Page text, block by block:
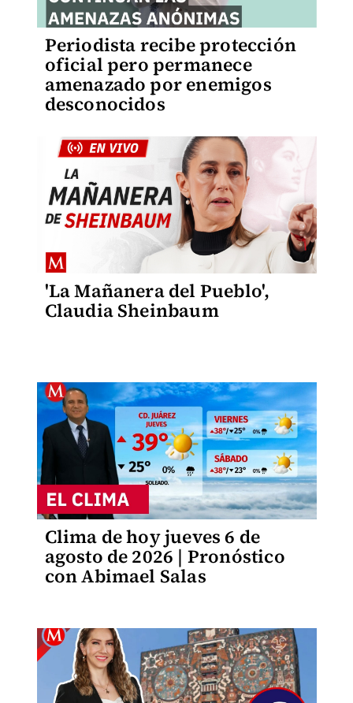
Periodista recibe protección
oficial pero permanece
amenazado por enemigos
desconocidos
'La Mañanera del Pueblo',
Claudia Sheinbaum
Clima de hoy jueves 6 de
agosto de 2026 | Pronóstico
con Abimael Salas